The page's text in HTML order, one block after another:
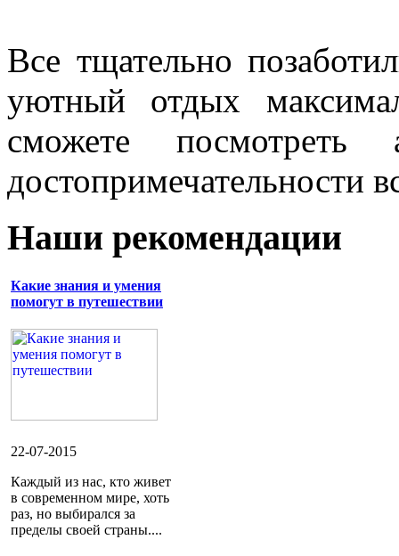
Все тщательно
уютный отдых
сможете посмотреть
достопримечательности
Наши рекомендации
Какие знания и умения
помогут в путешествии
22-07-2015
Каждый из нас, кто живет
в современном мире, хоть
раз, но выбирался за
пределы своей страны....